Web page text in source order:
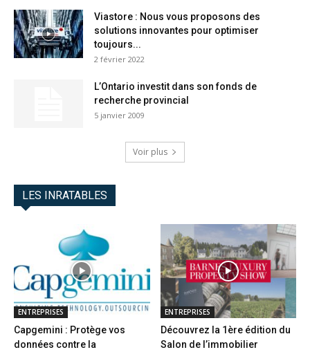
Viastore : Nous vous proposons des
solutions innovantes pour optimiser
toujours...
2 février 2022
L’Ontario investit dans son fonds de
recherche provincial
5 janvier 2009
Voir plus
LES INRATABLES
ENTREPRISES
Capgemini : Protège vos
données contre la
ENTREPRISES
Découvrez la 1ère édition du
Salon de l’immobilier